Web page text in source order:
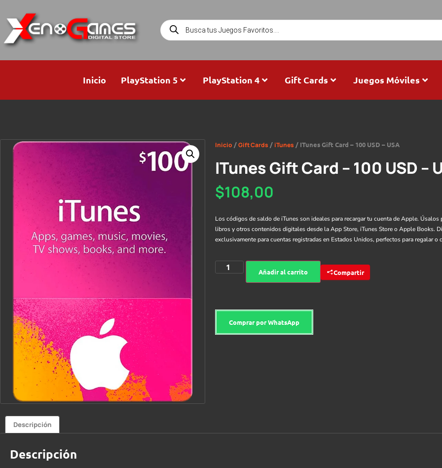
Inicio PlayStation 5 PlayStation 4 Gift Cards Juegos Móviles
Inicio /Gift Cards / iTunes / ITunes Gift Card – 100 USD – USA
ITunes Gift Card – 100 USD –
$108,00
Los códigos de saldo de iTunes son ideales para recargar tu cuenta de Apple.
libros y otros contenidos digitales desde la App Store, iTunes Store o Apple Books.
exclusivamente para cuentas registradas en Estados Unidos, perfectos para regalar
Añadir al carrito Compartir
Comprar por WhatsApp
Descripción
Descripción